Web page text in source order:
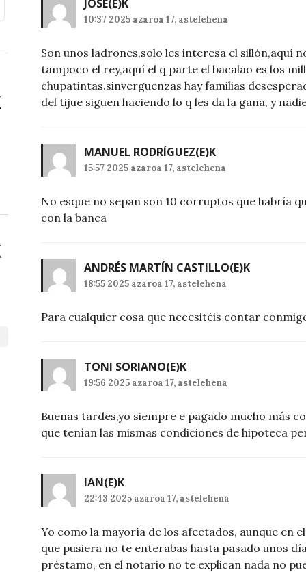
JOSE(E)K
10:37 2025 azaroa 17, astelehena
Son unos ladrones,solo les interesa el sillón,aquí
tampoco el rey,aquí el q parte el bacalao es los
chupatintas.sinverguenzas hay familias
del tijue siguen haciendo lo q les da la gana, y
MANUEL RODRÍGUEZ(E)K
15:57 2025 azaroa 17, astelehena
No esque no sepan son 10 corruptos que habría
con la banca
ANDRÉS MARTÍN CASTILLO(E)K
18:55 2025 azaroa 17, astelehena
Para cualquier cosa que necesitéis contar
TONI SORIANO(E)K
19:56 2025 azaroa 17, astelehena
Buenas tardes,yo siempre e pagado mucho más
que tenían las mismas condiciones de hipoteca
IAN(E)K
22:43 2025 azaroa 17, astelehena
Yo como la mayoría de los afectados, aunque
que pusiera no te enterabas hasta pasado unos
préstamo, en el notario no te explican nada no